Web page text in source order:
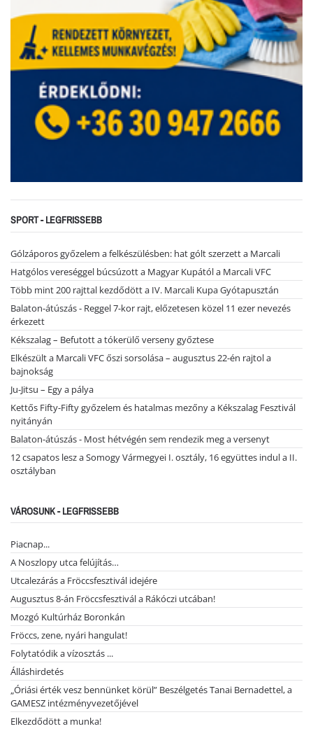
SPORT - LEGFRISSEBB
Gólzáporos győzelem a felkészülésben: hat gólt szerzett a Marcali
Hatgólos vereséggel búcsúzott a Magyar Kupától a Marcali VFC
Több mint 200 rajttal kezdődött a IV. Marcali Kupa Gyótapusztán
Balaton-átúszás - Reggel 7-kor rajt, előzetesen közel 11 ezer nevezés
érkezett
Kékszalag – Befutott a tókerülő verseny győztese
Elkészült a Marcali VFC őszi sorsolása – augusztus 22-én rajtol a
bajnokság
Ju-Jitsu – Egy a pálya
Kettős Fifty-Fifty győzelem és hatalmas mezőny a Kékszalag Fesztivál
nyitányán
Balaton-átúszás - Most hétvégén sem rendezik meg a versenyt
12 csapatos lesz a Somogy Vármegyei I. osztály, 16 együttes indul a II.
osztályban
VÁROSUNK - LEGFRISSEBB
Piacnap...
A Noszlopy utca felújítás…
Utcalezárás a Fröccsfesztivál idejére
Augusztus 8-án Fröccsfesztivál a Rákóczi utcában!
Mozgó Kultúrház Boronkán
Fröccs, zene, nyári hangulat!
Folytatódik a vízosztás ...
Álláshirdetés
„Óriási érték vesz bennünket körül” Beszélgetés Tanai Bernadettel, a
GAMESZ intézményvezetőjével
Elkezdődött a munka!